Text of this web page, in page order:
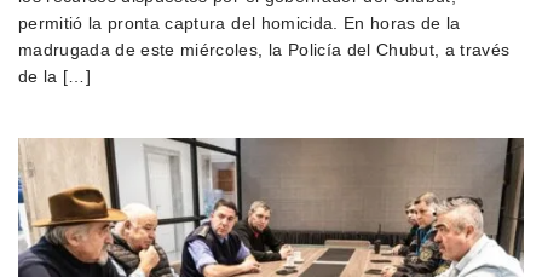
permitió la pronta captura del homicida. En horas de la
madrugada de este miércoles, la Policía del Chubut, a través
de la […]